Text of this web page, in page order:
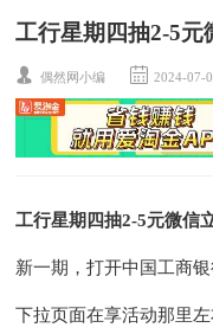
工行星期四抽2-5元
偶然网小编 2024-07-
工行星期四抽2-5元微信
新一期，打开中国工商
下拉页面在享活动那里